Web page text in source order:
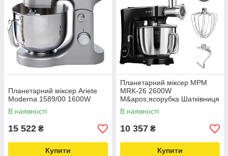
Планетарний міксер Ariete
Moderna 1589/00 1600W
В наявності
15 522 ₴
Купити
Планетарний міксер MPM
MRK-26 2600W
М&apos;ясорубка Шатківниця
В наявності
10 357 ₴
Купити